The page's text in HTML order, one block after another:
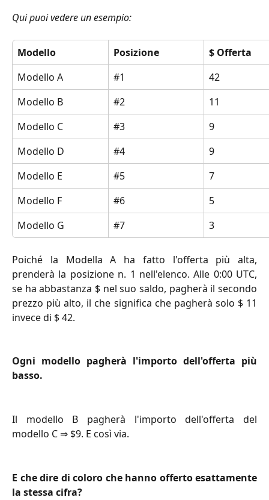
Qui puoi vedere un esempio:
Modello Posizione
$ Offerta
Modello A
#1
42
Modello B
#2
11
Modello C
#3
9
Modello D
#4
9
Modello E
#5
7
Modello F
#6
5
Modello G
#7 3
Poiché la Modella A ha fatto l'offerta più alta,
prenderà la posizione n. 1 nell'elenco. Alle 0:00 UTC,
se ha abbastanza $ nel suo saldo, pagherà il secondo
prezzo più alto, il che significa che pagherà solo $ 11
invece di $ 42.
Ogni modello pagherà l'importo dell'offerta più
basso.
Il modello B pagherà l'importo dell'offerta del
modello C ⇒ $9. E così via.
E che dire di coloro che hanno offerto esattamente
la stessa cifra?